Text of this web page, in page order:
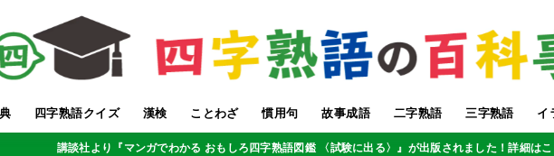
四字熟語クイズ 漢検 ことわざ 慣用句 故事成語 二字熟語 三字熟語 イ
講談社より『マンガでわかる おもしろ四字熟語図鑑 〈試験に出る〉』が出版されました！詳細はこ